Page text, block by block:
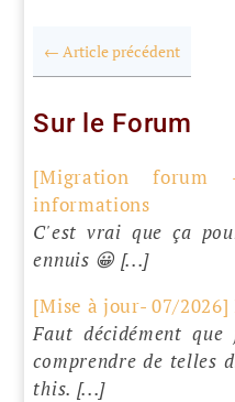
← Article précédent
Sur le Forum
[Migration forum
informations
C'est vrai que ça
ennuis 😀 [...]
[Mise à jour- 07/
Faut décidément
comprendre de telles
this. [...]